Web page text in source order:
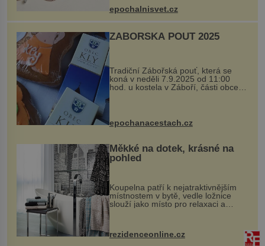
kovový...
epochalnisvet.cz
ZÁBOŘSKÁ POUŤ 2025
Tradiční Zábořská pouť, která se
koná v neděli 7.9.2025 od 11:00
hod. u kostela v Záboří, části obce
Kly u Mělníka. V programu naleznete
komentovanou prohlídku kostela,
epochanacestach.cz
Měkké na dotek, krásné na
pohled
Koupelna patří k nejatraktivnějším
místnostem v bytě, vedle ložnice
slouží jako místo pro relaxaci a
odpočinek. Koupelnový textil –
ručníky, osušky a koberečky –
proutku...
rezidenceonline.cz